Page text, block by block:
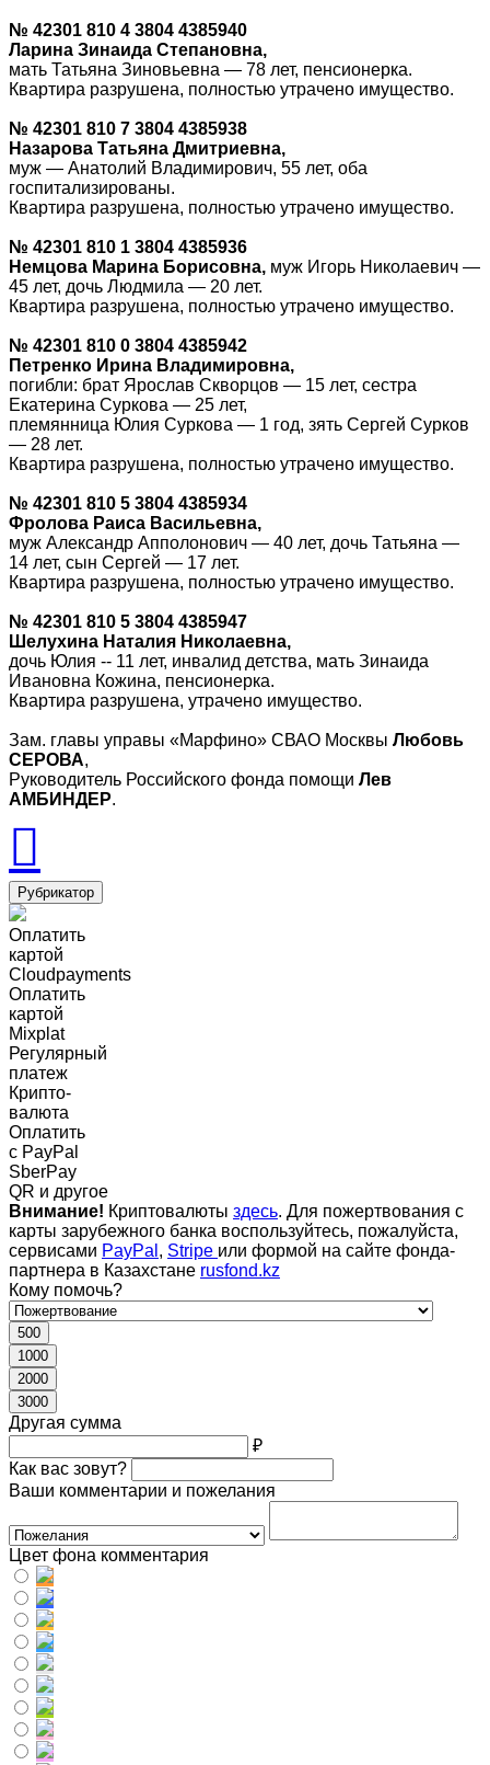
№ 42301 810 4 3804 4385940
Ларина Зинаида Степановна,
мать Татьяна Зиновьевна — 78 лет, пенсионерка.
Квартира разрушена, полностью утрачено имущество.
№ 42301 810 7 3804 4385938
Назарова Татьяна Дмитриевна,
муж — Анатолий Владимирович, 55 лет, оба
госпитализированы.
Квартира разрушена, полностью утрачено имущество.
№ 42301 810 1 3804 4385936
Немцова Марина Борисовна, муж Игорь Николаевич —
45 лет, дочь Людмила — 20 лет.
Квартира разрушена, полностью утрачено имущество.
№ 42301 810 0 3804 4385942
Петренко Ирина Владимировна,
погибли: брат Ярослав Скворцов — 15 лет, сестра
Екатерина Суркова — 25 лет,
племянница Юлия Суркова — 1 год, зять Сергей Сурков
— 28 лет.
Квартира разрушена, полностью утрачено имущество.
№ 42301 810 5 3804 4385934
Фролова Раиса Васильевна,
муж Александр Апполонович — 40 лет, дочь Татьяна —
14 лет, сын Сергей — 17 лет.
Квартира разрушена, полностью утрачено имущество.
№ 42301 810 5 3804 4385947
Шелухина Наталия Николаевна,
дочь Юлия -- 11 лет, инвалид детства, мать Зинаида
Ивановна Кожина, пенсионерка.
Квартира разрушена, утрачено имущество.
Зам. главы управы «Марфино» СВАО Москвы Любовь
СЕРОВА,
Руководитель Российского фонда помощи Лев
АМБИНДЕР.
Рубрикатор
Оплатить
картой
Cloudpayments
Оплатить
картой
Mixplat
Регулярный
платеж
Крипто-
валюта
Оплатить
c PayPal
SberPay
QR и другое
Внимание! Криптовалюты здесь. Для пожертвования с
карты зарубежного банка воспользуйтесь, пожалуйста,
сервисами PayPal , Stripe или формой на сайте фонда-
партнера в Казахстане rusfond.kz
Кому помочь?
500
1000
2000
3000
Другая сумма
₽
Как вас зовут?
Ваши комментарии и пожелания
Цвет фона комментария